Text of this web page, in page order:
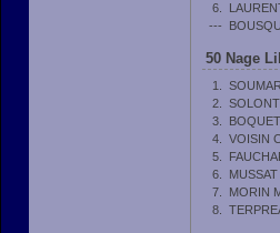
6.
---
50 Nage
1.
2.
3.
4.
VOISIN
5.
6.
7.
MORIN
8.